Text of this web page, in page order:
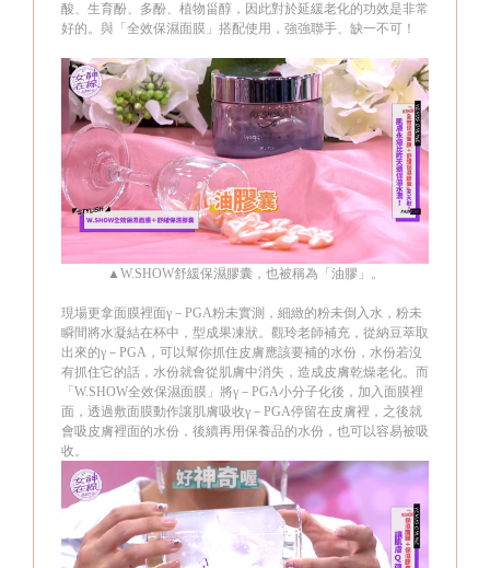
酸、生育酚、多酚、植物甾醇，因此對於延緩老化的功效是非常
好的。與「全效保濕面膜」搭配使用，強強聯手、缺一不可！
▲ W.SHOW舒緩保濕膠囊，也被稱為「油膠」。
現場更拿面膜裡面γ－ PGA粉未實測，細緻的粉未倒入水，粉未
瞬間將水凝結在杯中，型成果凍狀。觀玲老師補充，從納豆萃取
出來的γ－ PGA ，可以幫你抓住皮膚應該要補的水份，水份若沒
有抓住它的話，水份就會從肌膚中消失，造成皮膚乾燥老化。而
「W.SHOW全效保濕面膜」將γ－ PGA小分子化後，加入面膜裡
面，透過敷面膜動作讓肌膚吸收γ－ PGA停留在皮膚裡，之後就
會吸皮膚裡面的水份，後續再用保養品的水份，也可以容易被吸
收。